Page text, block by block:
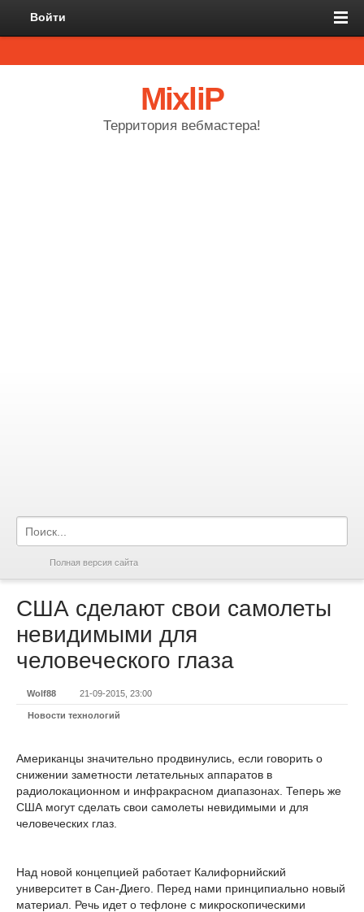
Войти
MixliP
Территория вебмастера!
Полная версия сайта
США сделают свои самолеты
невидимыми для
человеческого глаза
Wolf88 21-09-2015, 23:00
Новости технологий
Американцы значительно продвинулись, если говорить о
снижении заметности летательных аппаратов в
радиолокационном и инфракрасном диапазонах. Теперь же
США могут сделать свои самолеты невидимыми и для
человеческих глаз.
Над новой концепцией работает Калифорнийский
университет в Сан-Диего. Перед нами принципиально новый
материал. Речь идет о тефлоне с микроскопическими